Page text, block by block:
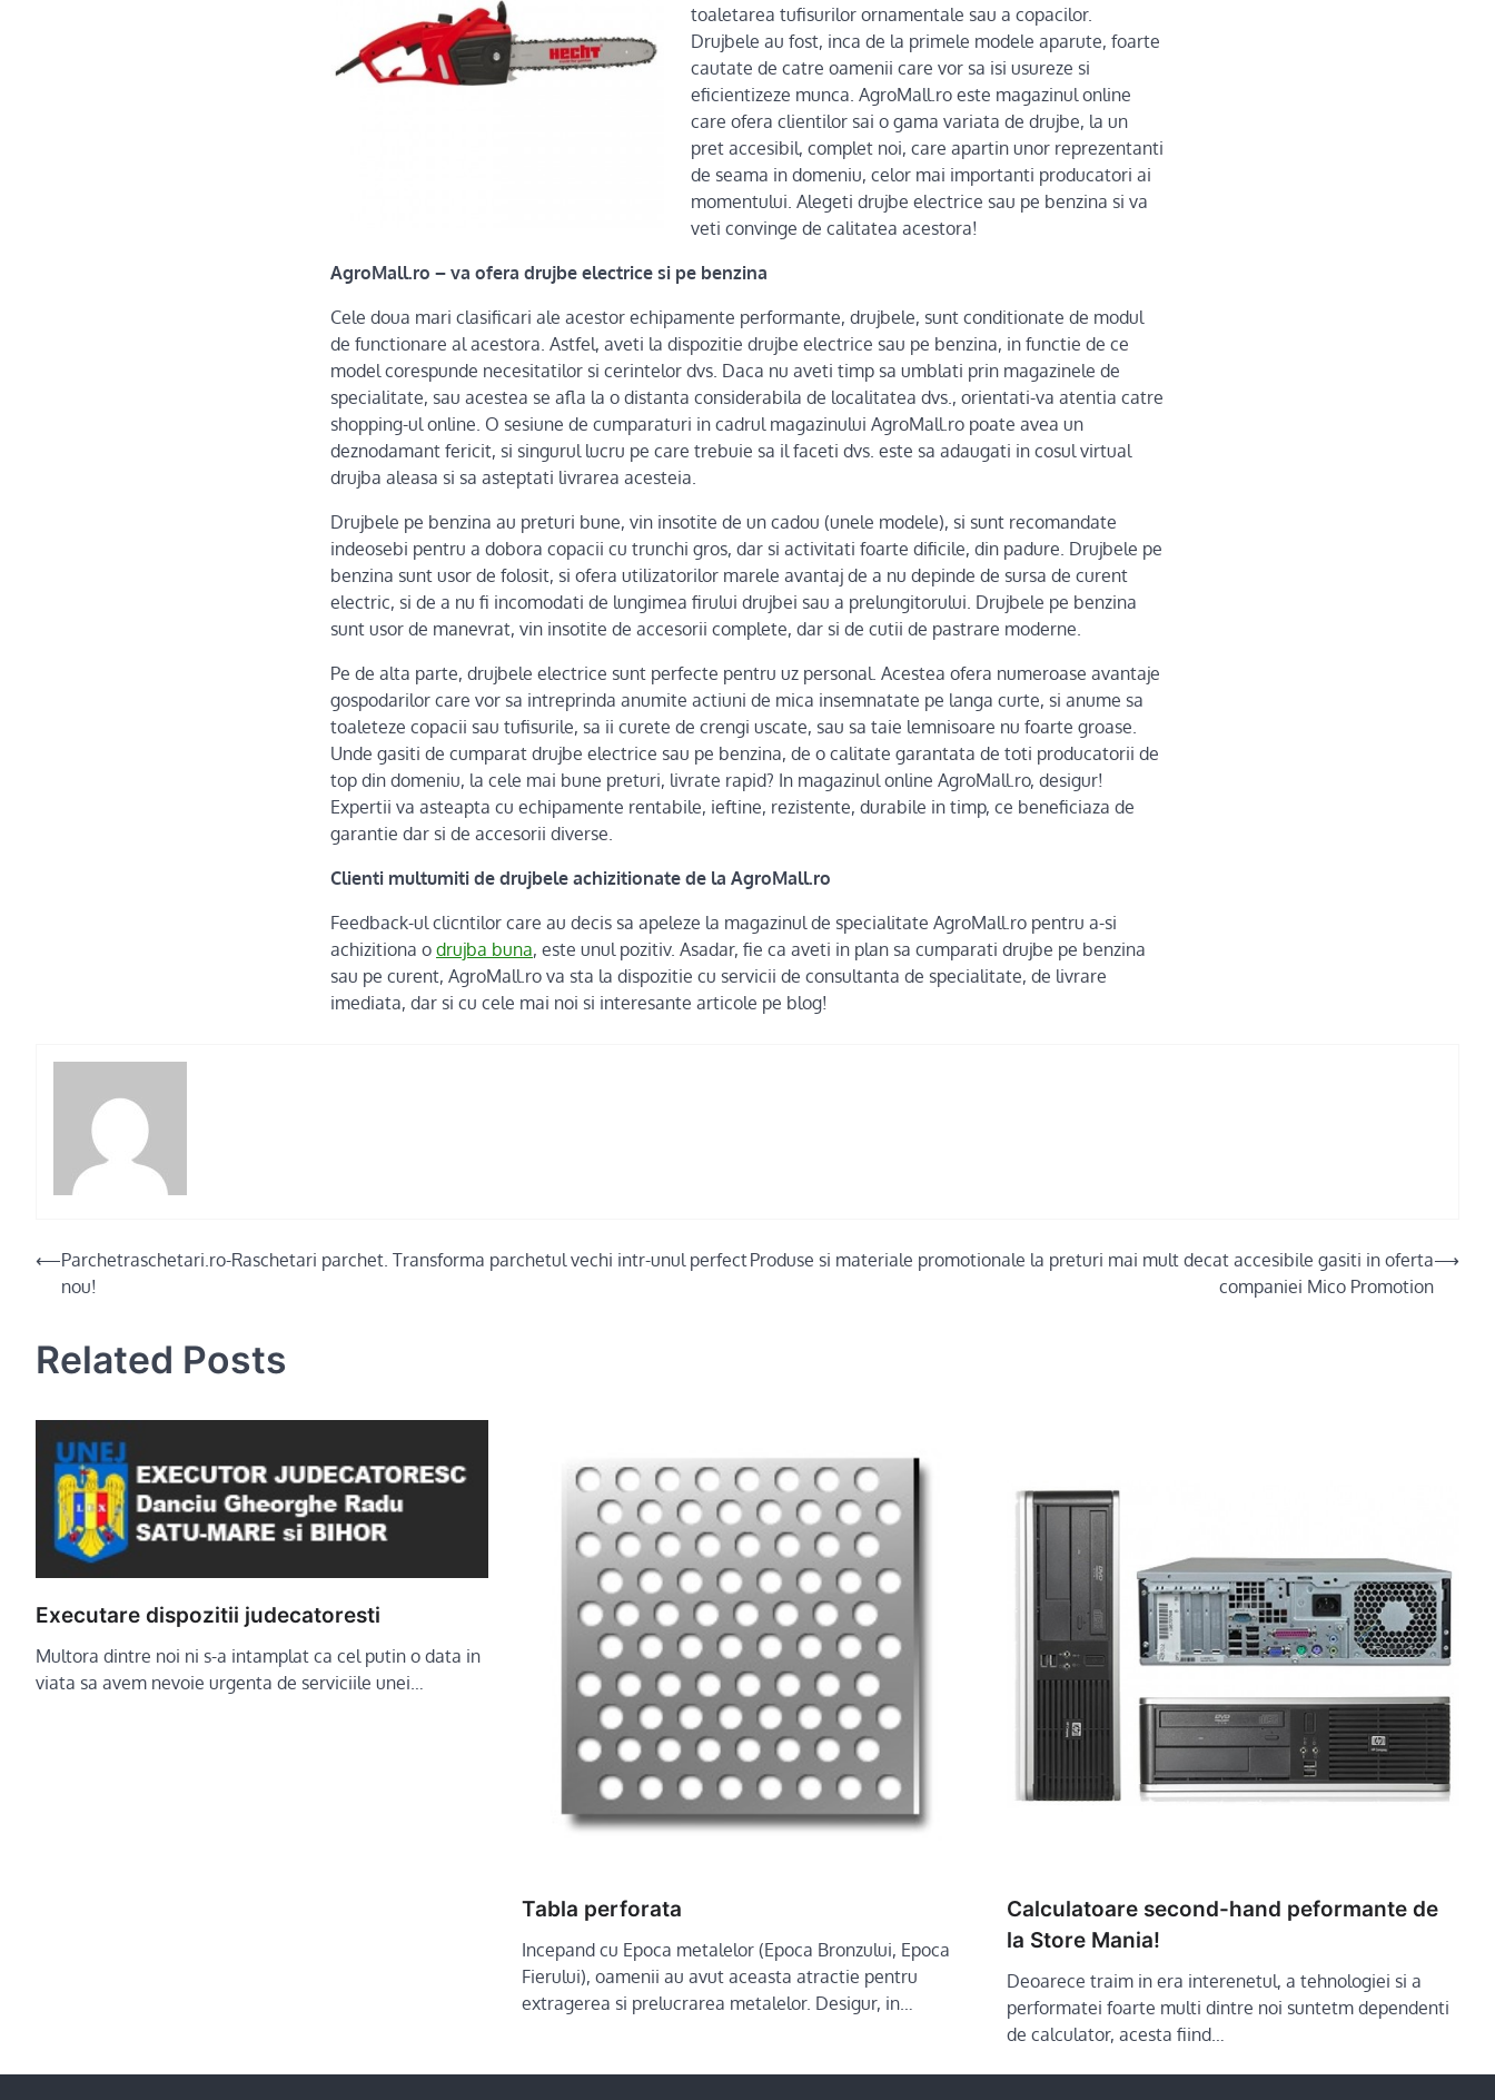
toaletarea tufisurilor ornamentale sau a copacilor.
Drujbele au fost, inca de la primele modele aparute, foarte
cautate de catre oamenii care vor sa isi usureze si
eficientizeze munca. AgroMall.ro este magazinul online
care ofera clientilor sai o gama variata de drujbe, la un
pret accesibil, complet noi, care apartin unor reprezentanti
de seama in domeniu, celor mai importanti producatori ai
momentului. Alegeti drujbe electrice sau pe benzina si va
veti convinge de calitatea acestora!
AgroMall.ro – va ofera drujbe electrice si pe benzina
Cele doua mari clasificari ale acestor echipamente performante, drujbele, sunt conditionate de modul
de functionare al acestora. Astfel, aveti la dispozitie drujbe electrice sau pe benzina, in functie de ce
model corespunde necesitatilor si cerintelor dvs. Daca nu aveti timp sa umblati prin magazinele de
specialitate, sau acestea se afla la o distanta considerabila de localitatea dvs., orientati-va atentia catre
shopping-ul online. O sesiune de cumparaturi in cadrul magazinului AgroMall.ro poate avea un
deznodamant fericit, si singurul lucru pe care trebuie sa il faceti dvs. este sa adaugati in cosul virtual
drujba aleasa si sa asteptati livrarea acesteia.
Drujbele pe benzina au preturi bune, vin insotite de un cadou (unele modele), si sunt recomandate
indeosebi pentru a dobora copacii cu trunchi gros, dar si activitati foarte dificile, din padure. Drujbele pe
benzina sunt usor de folosit, si ofera utilizatorilor marele avantaj de a nu depinde de sursa de curent
electric, si de a nu fi incomodati de lungimea firului drujbei sau a prelungitorului. Drujbele pe benzina
sunt usor de manevrat, vin insotite de accesorii complete, dar si de cutii de pastrare moderne.
Pe de alta parte, drujbele electrice sunt perfecte pentru uz personal. Acestea ofera numeroase avantaje
gospodarilor care vor sa intreprinda anumite actiuni de mica insemnatate pe langa curte, si anume sa
toaleteze copacii sau tufisurile, sa ii curete de crengi uscate, sau sa taie lemnisoare nu foarte groase.
Unde gasiti de cumparat drujbe electrice sau pe benzina, de o calitate garantata de toti producatorii de
top din domeniu, la cele mai bune preturi, livrate rapid? In magazinul online AgroMall.ro, desigur!
Expertii va asteapta cu echipamente rentabile, ieftine, rezistente, durabile in timp, ce beneficiaza de
garantie dar si de accesorii diverse.
Clienti multumiti de drujbele achizitionate de la AgroMall.ro
Feedback-ul clicntilor care au decis sa apeleze la magazinul de specialitate AgroMall.ro pentru a-si
achizitiona o drujba buna, este unul pozitiv. Asadar, fie ca aveti in plan sa cumparati drujbe pe benzina
sau pe curent, AgroMall.ro va sta la dispozitie cu servicii de consultanta de specialitate, de livrare
imediata, dar si cu cele mai noi si interesante articole pe blog!
Post
navigation
⟵Parchetraschetari.ro-Raschetari parchet. Transforma parchetul vechi intr-unul perfect
nou!
Produse si materiale promotionale la preturi mai mult decat accesibile gasiti in oferta
companiei Mico Promotion
⟶
Related Posts
Executare dispozitii judecatoresti
Multora dintre noi ni s-a intamplat ca cel putin o data in
viata sa avem nevoie urgenta de serviciile unei…
Tabla perforata
Incepand cu Epoca metalelor (Epoca Bronzului, Epoca
Fierului), oamenii au avut aceasta atractie pentru
extragerea si prelucrarea metalelor. Desigur, in…
Calculatoare second-hand peformante de
la Store Mania!
Deoarece traim in era interenetul, a tehnologiei si a
performatei foarte multi dintre noi suntetm dependenti
de calculator, acesta fiind…